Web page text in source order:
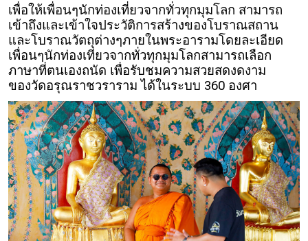
เพื่อให้เพื่อนๆนักท่องเที่ยวจากทั่วทุกมุมโลก สามารถ
เข้าถึงและเข้าใจประวัติการสร้างของโบราณสถาน
และโบราณวัตถุต่างๆภายในพระอารามโดยละเอียด
เพื่อนๆนักท่องเที่ยวจากทั่วทุกมุมโลกสามารถเลือก
ภาษาที่ตนเองถนัด เพื่อรับชมความสวยสดงดงาม
ของวัดอรุณราชวราราม ได้ในระบบ 360 องศา